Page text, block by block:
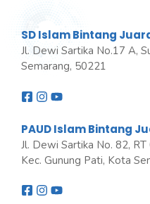
SD Islam Bintang
Jl. Dewi Sartika No.17 A,
Semarang, 50221
PAUD Islam Bintang
Jl. Dewi Sartika No. 82,
Kec. Gunung Pati, Kota